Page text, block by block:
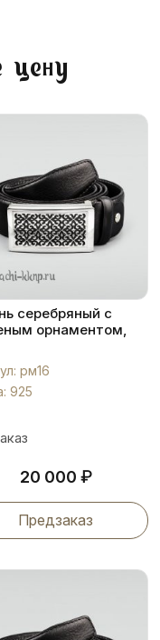
цену
серебряный с
орнаментом,
рм16
925
20 000 ₽
Предзаказ